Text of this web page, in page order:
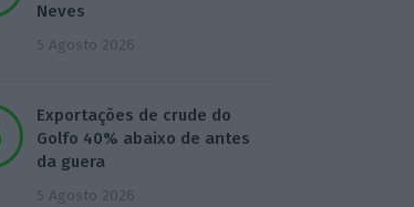
Neves
5 Agosto 2026
Exportações de crude do
Golfo 40% abaixo de antes
da guera
5 Agosto 2026